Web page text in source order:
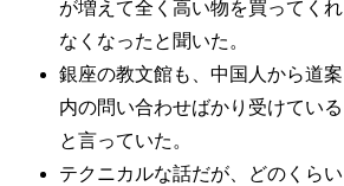
が増えて全く高い物を買ってくれ
なくなったと聞いた。
銀座の教文館も、中国人から道案
内の問い合わせばかり受けている
と言っていた。
テクニカルな話だが、どのくらい